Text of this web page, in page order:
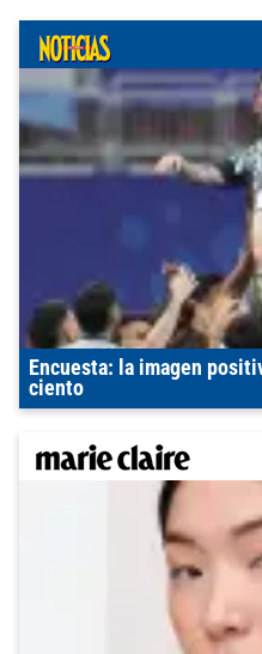
Encuesta: la imagen
ciento